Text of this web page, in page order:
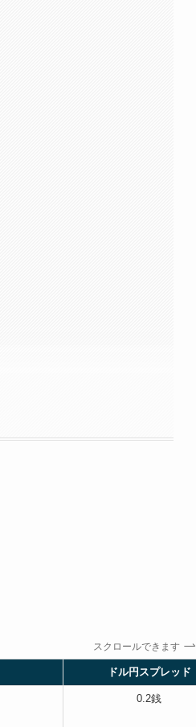
スクロールできます
ドル円スプレッド
0.2銭